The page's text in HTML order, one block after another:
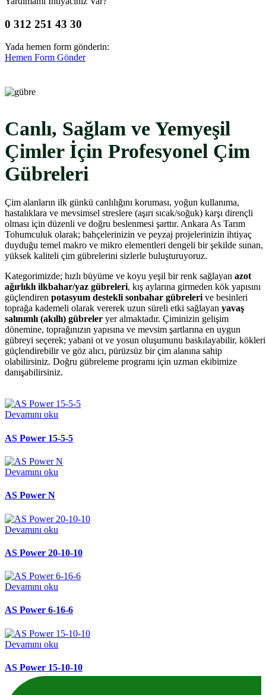
0 312 251 43 30
Yada hemen form gönderin:
Hemen Form Gönder
Canlı, Sağlam ve Yemyeşil
Çimler İçin Profesyonel Çim
Gübreleri
Çim alanların ilk günkü canlılığını koruması, yoğun kullanıma,
hastalıklara ve mevsimsel streslere (aşırı sıcak/soğuk) karşı dirençli
olması için düzenli ve doğru beslenmesi şarttır. Ankara As Tarım
Tohumculuk olarak; bahçelerinizin ve peyzaj projelerinizin ihtiyaç
duyduğu temel makro ve mikro elementleri dengeli bir şekilde sunan,
yüksek kaliteli çim gübrelerini sizlerle buluşturuyoruz.
Kategorimizde; hızlı büyüme ve koyu yeşil bir renk sağlayan azot
ağırlıklı ilkbahar/yaz gübreleri, kış aylarına girmeden kök yapısını
güçlendiren potasyum destekli sonbahar gübrelerive besinleri
toprağa kademeli olarak vererek uzun süreli etki sağlayan yavaş
salınımlı (akıllı) gübreler yer almaktadır. Çiminizin gelişim
dönemine, toprağınızın yapısına ve mevsim şartlarına en uygun
gübreyi seçerek; yabani ot ve yosun oluşumunu baskılayabilir, kökleri
güçlendirebilir ve göz alıcı, pürüzsüz bir çim alanına sahip
olabilirsiniz. Doğru gübreleme programı için uzman ekibimize
danışabilirsiniz.
Devamını oku
AS Power 15-5-5
Devamını oku
AS Power N
Devamını oku
AS Power 20-10-10
Devamını oku
AS Power 6-16-6
Devamını oku
AS Power 15-10-10